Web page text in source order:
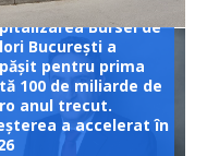
Bursei de
București a
pentru prima
100 de miliarde de
anul trecut.
a accelerat în